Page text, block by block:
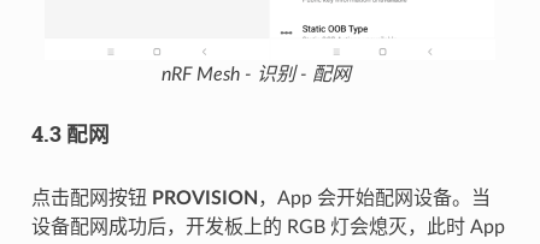
nRF Mesh - 识别 - 配网
4.3 配网
点击配网按钮 PROVISION ，App 会开始配网设备。当
设备配网成功后，开发板上的 RGB 灯会熄灭，此时 App